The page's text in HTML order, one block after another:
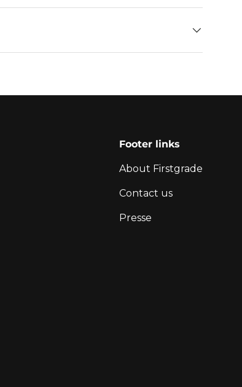
Footer links
About Firstgrade
Contact us
Presse